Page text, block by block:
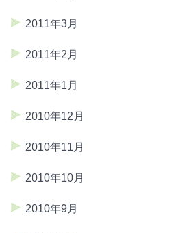
2011年3月
2011年2月
2011年1月
2010年12月
2010年11月
2010年10月
2010年9月